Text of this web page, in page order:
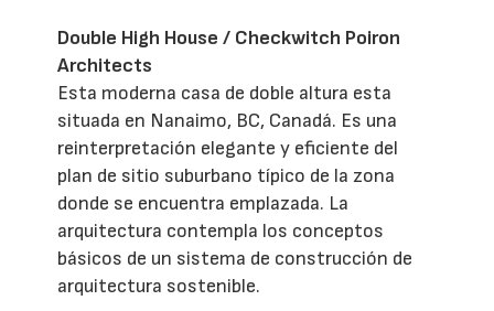
Double High House / Checkwitch Poiron
Architects
Esta moderna casa de doble altura esta
situada en Nanaimo, BC, Canadá. Es una
reinterpretación elegante y eficiente del
plan de sitio suburbano típico de la zona
donde se encuentra emplazada. La
arquitectura contempla los conceptos
básicos de un sistema de construcción de
arquitectura sostenible.